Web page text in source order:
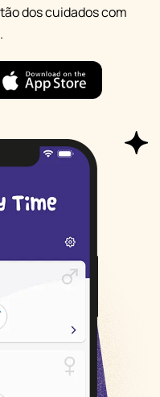
dos cuidados com